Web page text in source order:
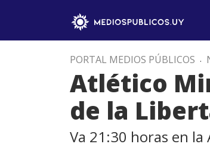
PORTAL MEDIOS PÚBLICOS .
Atlético
de la
Va 21:30 horas en